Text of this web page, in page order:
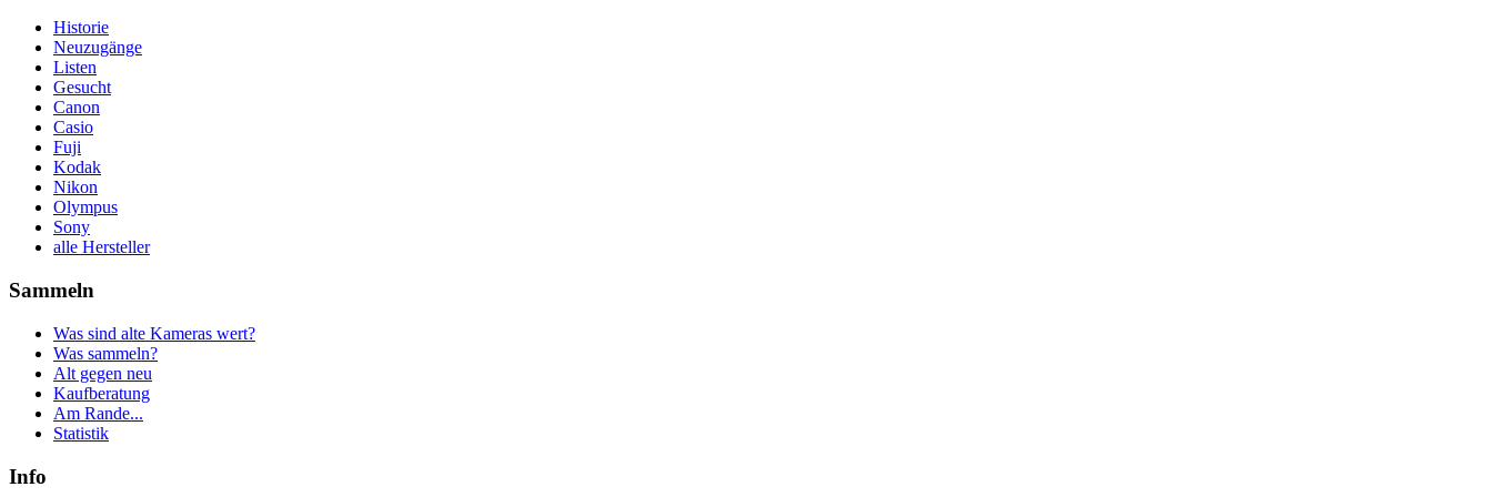
Historie
Neuzugänge
Listen
Gesucht
Canon
Casio
Fuji
Kodak
Nikon
Olympus
Sony
alle Hersteller
Sammeln
Was sind alte Kameras wert?
Was sammeln?
Alt gegen neu
Kaufberatung
Am Rande...
Statistik
Info